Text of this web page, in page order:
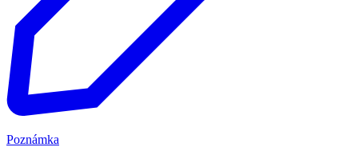
Poznámka